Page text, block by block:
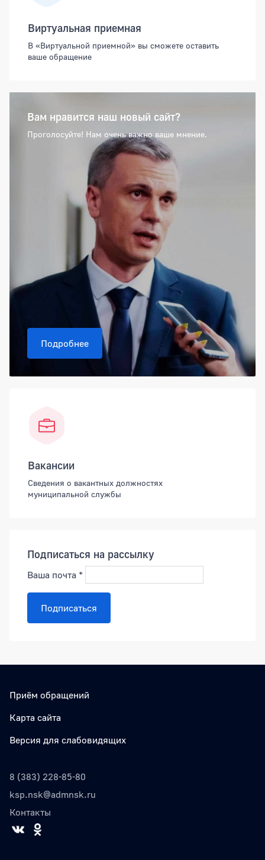
Виртуальная приемная
В «Виртуальной приемной» вы сможете оставить
ваше обращение
Вам нравится наш новый сайт?
Проголосуйте! Нам очень важно ваше мнение.
Подробнее
Вакансии
Сведения о вакантных должностях
муниципальной службы
Подписаться на рассылку
Ваша почта *
Подписаться
Приём обращений
Карта сайта
Версия для слабовидящих
8 (383) 228-85-80
ksp.nsk@admnsk.ru
Контакты